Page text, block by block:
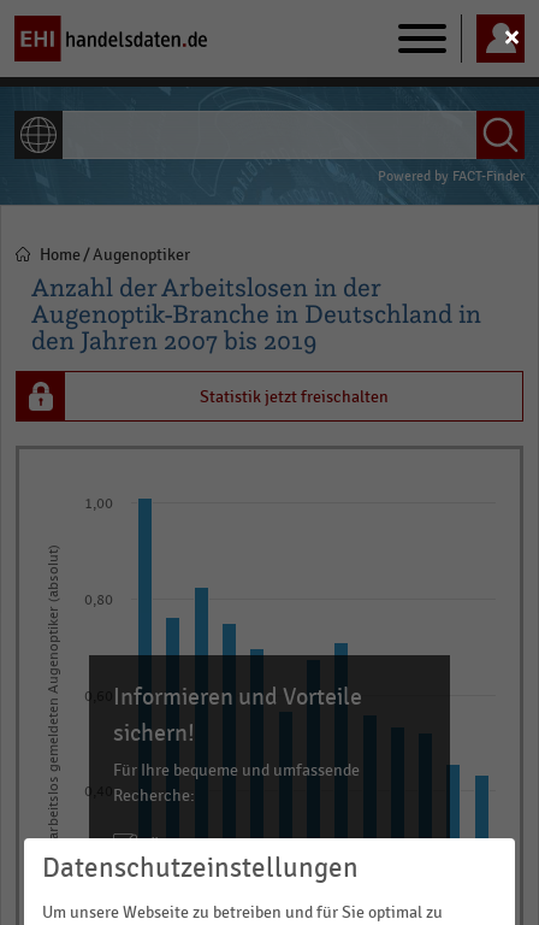
Main
navigation
Powered by FACT-Finder
Pfadnavigation
Home Augenoptiker
Anzahl der Arbeitslosen in der
Augenoptik-Branche in Deutschland in
den Jahren 2007 bis 2019
Statistik jetzt freischalten
bars.
The
chart
has
axis
displaying
categories.
13
categories.
Anzahl der arbeitslos gemeldeten Augenoptiker (absolut) 0,40
0,60
0,80
1,00
Informieren und Vorteile
sichern!
Für Ihre bequeme und umfassende
Recherche:
Über 300.000 Daten und Kennzahlen
Rund 25.000 Statistiken
Download als Excel, PNG, PDF
Datenschutzeinstellungen
Um unsere Webseite zu betreiben und für Sie optimal zu